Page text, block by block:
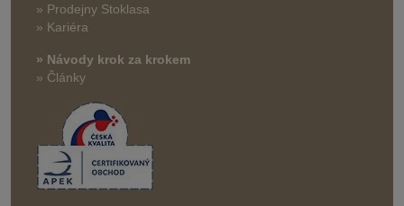
» Prodejny Stoklasa
» Kariéra
» Návody krok za krokem
» Články